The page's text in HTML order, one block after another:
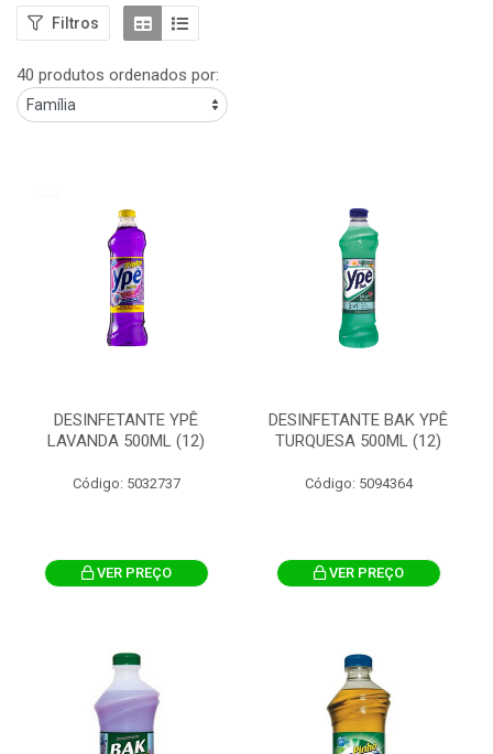
Filtros
40 produtos ordenados por:
DESINFETANTE YPÊ
LAVANDA 500ML (12)
Código: 5032737
VER PREÇO
DESINFETANTE BAK YPÊ
TURQUESA 500ML (12)
Código: 5094364
VER PREÇO